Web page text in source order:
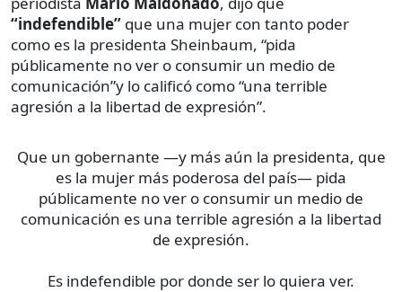
“indefendible” que una mujer con tanto poder
como es la presidenta Sheinbaum, “pida
públicamente no ver o consumir un medio de
comunicación”y lo calificó como “una terrible
agresión a la libertad de expresión”.
Que un gobernante —y más aún la presidenta, que
es la mujer más poderosa del país— pida
públicamente no ver o consumir un medio de
comunicación es una terrible agresión a la libertad
de expresión.
Es indefendible por donde ser lo quiera ver.